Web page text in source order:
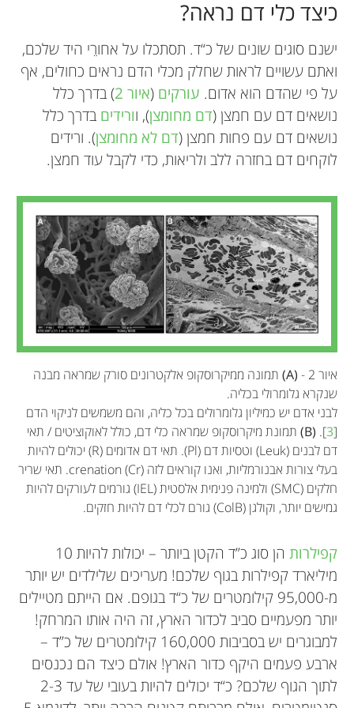
כיצד כלי דם נראה?
ישנם סוגים שונים של כ“ד. תסתכלו על אחורֵי היד שלכם,
ואתם עשויים לראות שחלק מכלי הדם נראים כחולים, אף
על פי שהדם הוא אדום. עורקים (איור 2 ) בדרך כלל
נושאים דם עם חמצן (דם מחומצן), וורידים בדרך כלל
נושאים דם עם פחות חמצן (דם לא מחומצן). ורידים
לוקחים דם בחזרה ללב ולריאות, כדי לקבל עוד חמצן.
איור 2 - (A)
תמונה ממיקרוסקופ אלקטרונים סורק שמראה מבנה
שנקרא גלומרולי בכליה.
לבני אדם יש כמיליון גלומרולים בכל כליה, והם משמשים לניקוי הדם
[
3
].
(B)
תמונת מיקרוסקופ שמראה כלי דם, כולל לאוקוציטים / תאי
דם לבנים (Leuk) וטסיות דם (Pl). תאי דם אדומים (R) יכולים להיות
בעלי צורות אבנורמליות, ואנו קוראים לזה crenation (Cr). תאי שריר
חלקים (SMC) ולמינה פנימית אלסטית (IEL) גורמים לעורקים להיות
גמישים יותר, וקולגן (ColB) גורם לכלי דם להיות חזקים.
קפילרות
הן סוג כ”ד הקטן ביותר – יכולות להיות 10
מיליארד קפילרות בגוף שלכם! מעריכים שלילדים יש יותר
מ-95,000 קילומטרים של כ“ד בגופם. אם הייתם מטיילים
יותר מפעמיים סביב לכדור הארץ, זה היה אותו המרחק!
למבוגרים יש בסביבות 160,000 קילומטרים של כ”ד –
ארבע פעמים היקף כדור הארץ! אולם כיצד הם נכנסים
לתוך הגוף שלכם? כ“ד יכולים להיות בעובי של עד 2-3